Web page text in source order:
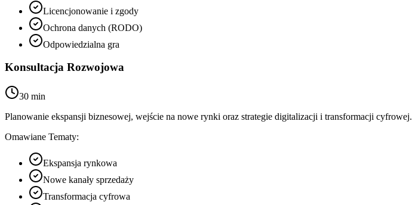
Licencjonowanie i zgody
Ochrona danych (RODO)
Odpowiedzialna gra
Konsultacja Rozwojowa
30 min
Planowanie ekspansji biznesowej, wejście na nowe rynki oraz strategie digitalizacji i transformacji cyfrowej.
Omawiane Tematy:
Ekspansja rynkowa
Nowe kanały sprzedaży
Transformacja cyfrowa